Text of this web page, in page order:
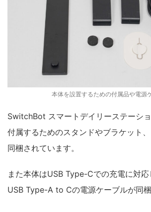
本体を設置するための付属品や電源
SwitchBot スマートデイリーステーシ
付属するためのスタンドやブラケット
同梱されています。
また本体はUSB Type-Cでの充電に対
USB Type-A to Cの電源ケーブルが同梱